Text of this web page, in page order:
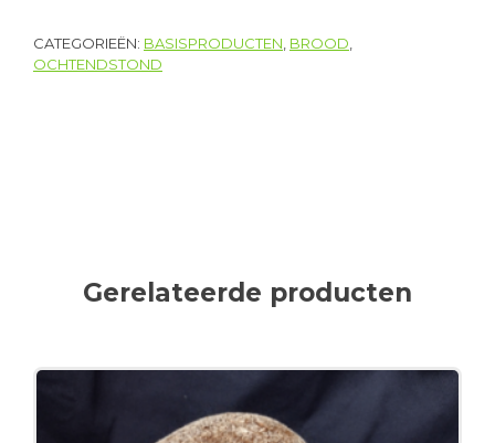
CATEGORIEËN: BASISPRODUCTEN, BROOD,
OCHTENDSTOND
Gerelateerde producten